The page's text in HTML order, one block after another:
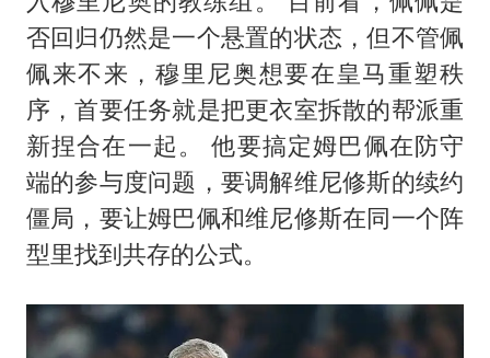
否回归仍然是一个悬置的状态，但不管佩
佩来不来，穆里尼奥想要在皇马重塑秩
序，首要任务就是把更衣室拆散的帮派重
新捏合在一起。 他要搞定姆巴佩在防守
端的参与度问题，要调解维尼修斯的续约
僵局，要让姆巴佩和维尼修斯在同一个阵
型里找到共存的公式。